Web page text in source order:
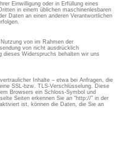
Einwilligung oder in Erfüllung eines
in einem üblichen maschinenlesbaren
Daten an einen anderen Verantwortlichen
von im Rahmen der
von nicht ausdrücklich
dieses Widerspruchs behalten wir uns
Inhalte – etwa bei Anfragen, die
SSL-bzw. TLS-Verschlüsselung. Diese
Browsers ein Schloss-Symbol und
Seiten erkennen Sie an “http://” in der
ist, können die Daten, die Sie an